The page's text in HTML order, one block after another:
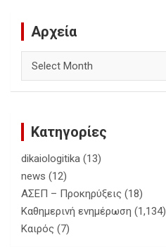
Αρχεία
Κατηγορίες
dikaiologitika (13)
news (12)
ΑΣΕΠ – Προκηρύξεις (18)
Καθημερινή ενημέρωση (1,134)
Καιρός (7)